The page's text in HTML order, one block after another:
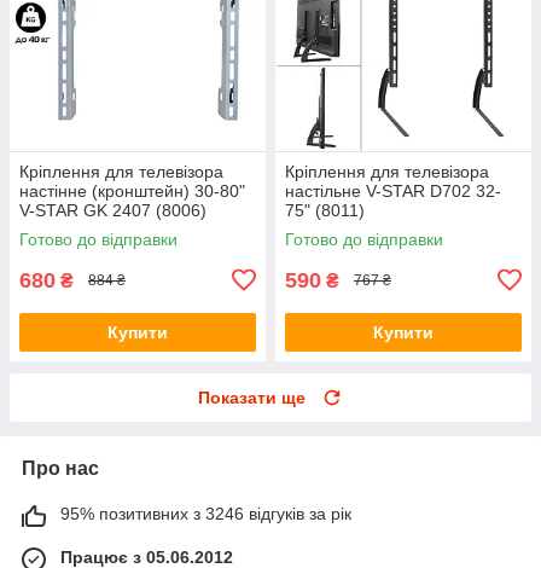
Кріплення для телевізора
настінне (кронштейн) 30-80"
V-STAR GK 2407 (8006)
Готово до відправки
680 ₴ 884 ₴
Купити
Кріплення для телевізора
настільне V-STAR D702 32-
75" (8011)
Готово до відправки
590 ₴ 767 ₴
Купити
Показати ще
Про нас
95% позитивних з 3246 відгуків за рік
Працює з 05.06.2012